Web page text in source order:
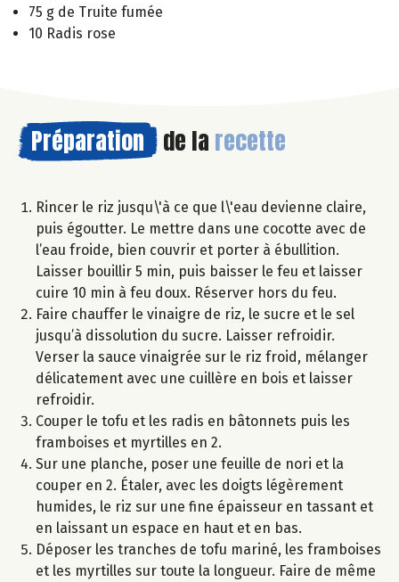
75 g de Truite fumée
10 Radis rose
Préparation de la recette
Rincer le riz jusqu\'à ce que l\'eau devienne claire,
puis égoutter. Le mettre dans une cocotte avec de
l’eau froide, bien couvrir et porter à ébullition.
Laisser bouillir 5 min, puis baisser le feu et laisser
cuire 10 min à feu doux. Réserver hors du feu.
Faire chauffer le vinaigre de riz, le sucre et le sel
jusqu’à dissolution du sucre. Laisser refroidir.
Verser la sauce vinaigrée sur le riz froid, mélanger
délicatement avec une cuillère en bois et laisser
refroidir.
Couper le tofu et les radis en bâtonnets puis les
framboises et myrtilles en 2.
Sur une planche, poser une feuille de nori et la
couper en 2. Étaler, avec les doigts légèrement
humides, le riz sur une fine épaisseur en tassant et
en laissant un espace en haut et en bas.
Déposer les tranches de tofu mariné, les framboises
et les myrtilles sur toute la longueur. Faire de même